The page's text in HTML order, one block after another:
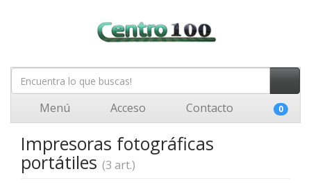
Menú Acceso Contacto 0
Impresoras fotográficas
portátiles (3 art.)